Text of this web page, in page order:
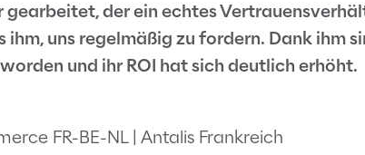
der ein echtes
uns regelmäßig zu fordern. Dank ihm
und ihr ROI hat sich deutlich erhöht.
FR-BE-NL | Antalis Frankreich